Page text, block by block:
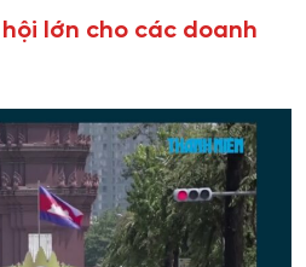
lớn cho các doanh